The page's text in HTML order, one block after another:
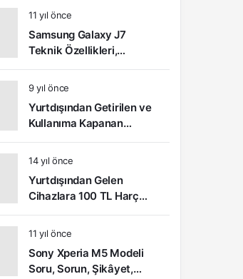
11 yıl önce
Samsung Galaxy J7
Teknik Özellikleri,
Kullanıcı Yorumları ve
Video İnceleme
9 yıl önce
Yurtdışından Getirilen ve
Kullanıma Kapanan
Telefonlar Nasıl Açılır?
14 yıl önce
Yurtdışından Gelen
Cihazlara 100 TL Harç
Ödemesi Yapılacak
11 yıl önce
Sony Xperia M5 Modeli
Soru, Sorun, Şikâyet,